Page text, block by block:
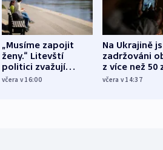
„Musíme zapojit
ženy.“ Litevští
politici zvažují
dohodu o
včera v 16:00
Na Ukrajině
zadržováni
z více než 50
Bojovali na
včera v 14:37